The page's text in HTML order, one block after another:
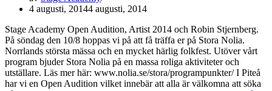
4 augusti, 20144 augusti, 2014
Stage Academy Open Audition, Artist 2014 och Robin Stjernberg.
På söndag den 10/8 hoppas vi på att få träffa er på Stora Nolia.
Norrlands största mässa och en mycket härlig folkfest. Utöver vårt
program bjuder Stora Nolia på en massa roliga aktiviteter och
utställare. Läs mer här: www.nolia.se/stora/programpunkter/ I Piteå
har vi en Open Audition vilket innebär att alla är välkomna att söka